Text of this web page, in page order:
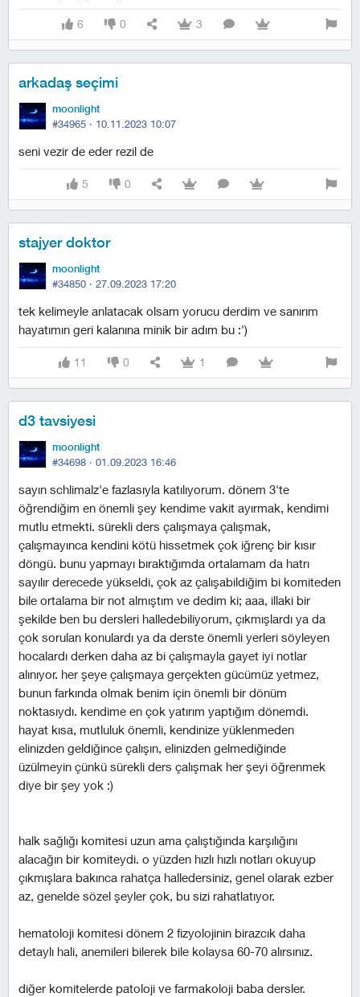
6 0 3
arkadaş seçimi
moonlight
#34965 · 10.11.2023 10:07
seni vezir de eder rezil de
5 0
stajyer doktor
moonlight
#34850 · 27.09.2023 17:20
tek kelimeyle anlatacak olsam yorucu derdim ve sanırım
hayatımın geri kalanına minik bir adım bu :')
11 0 1
d3 tavsiyesi
moonlight
#34698 · 01.09.2023 16:46
sayın schlimalz'e fazlasıyla katılıyorum. dönem 3'te
öğrendiğim en önemli şey kendime vakit ayırmak, kendimi
mutlu etmekti. sürekli ders çalışmaya çalışmak,
çalışmayınca kendini kötü hissetmek çok iğrenç bir kısır
döngü. bunu yapmayı bıraktığımda ortalamam da hatrı
sayılır derecede yükseldi, çok az çalışabildiğim bi komiteden
bile ortalama bir not almıştım ve dedim ki; aaa, illaki bir
şekilde ben bu dersleri halledebiliyorum, çıkmışlardı ya da
çok sorulan konulardı ya da derste önemli yerleri söyleyen
hocalardı derken daha az bi çalışmayla gayet iyi notlar
alınıyor. her şeye çalışmaya gerçekten gücümüz yetmez,
bunun farkında olmak benim için önemli bir dönüm
noktasıydı. kendime en çok yatırım yaptığım dönemdi.
hayat kısa, mutluluk önemli, kendinize yüklenmeden
elinizden geldiğince çalışın, elinizden gelmediğinde
üzülmeyin çünkü sürekli ders çalışmak her şeyi öğrenmek
diye bir şey yok :)
halk sağlığı komitesi uzun ama çalıştığında karşılığını
alacağın bir komiteydi. o yüzden hızlı hızlı notları okuyup
çıkmışlara bakınca rahatça halledersiniz, genel olarak ezber
az, genelde sözel şeyler çok, bu sizi rahatlatıyor.
hematoloji komitesi dönem 2 fizyolojinin birazcık daha
detaylı hali, anemileri bilerek bile kolaysa 60-70 alırsınız.
diğer komitelerde patoloji ve farmakoloji baba dersler.